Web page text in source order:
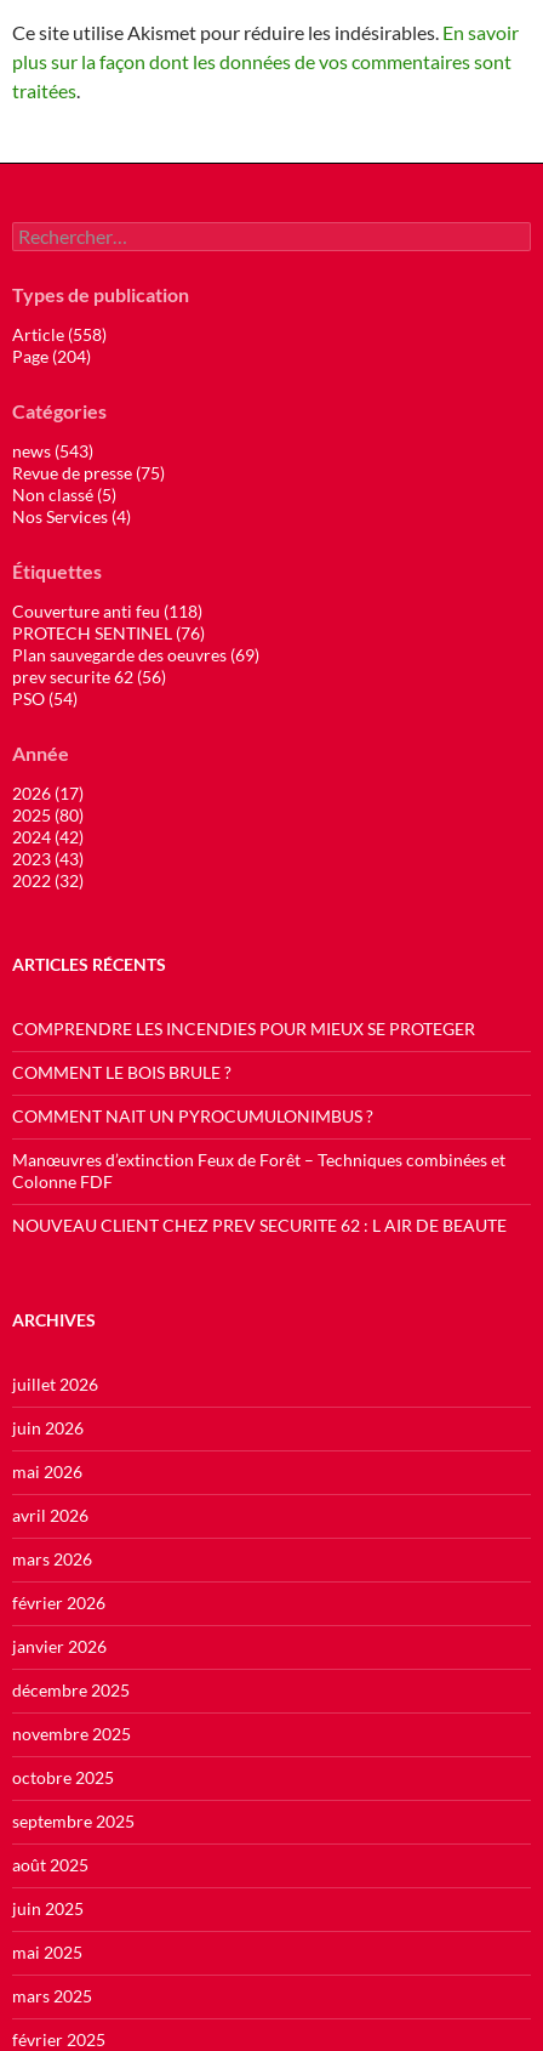
Ce site utilise Akismet pour réduire les indésirables. En savoir
plus sur la façon dont les données de vos commentaires sont
traitées.
Rechercher :
Types de publication
Article (558)
Page (204)
Catégories
news (543)
Revue de presse (75)
Non classé (5)
Nos Services (4)
Étiquettes
Couverture anti feu (118)
PROTECH SENTINEL (76)
Plan sauvegarde des oeuvres (69)
prev securite 62 (56)
PSO (54)
Année
2026 (17)
2025 (80)
2024 (42)
2023 (43)
2022 (32)
ARTICLES RÉCENTS
COMPRENDRE LES INCENDIES POUR MIEUX SE PROTEGER
COMMENT LE BOIS BRULE ?
COMMENT NAIT UN PYROCUMULONIMBUS ?
Manœuvres d’extinction Feux de Forêt – Techniques combinées et
Colonne FDF
NOUVEAU CLIENT CHEZ PREV SECURITE 62 : L AIR DE BEAUTE
ARCHIVES
juillet 2026
juin 2026
mai 2026
avril 2026
mars 2026
février 2026
janvier 2026
décembre 2025
novembre 2025
octobre 2025
septembre 2025
août 2025
juin 2025
mai 2025
mars 2025
février 2025